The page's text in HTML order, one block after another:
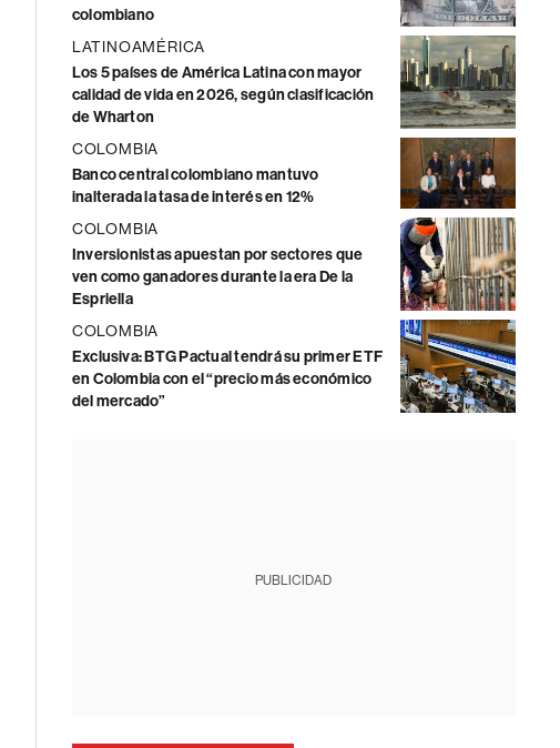
colombiano
LATINOAMÉRICA
Los 5 países de América Latina con mayor
calidad de vida en 2026, según clasificación
de Wharton
COLOMBIA
Banco central colombiano mantuvo
inalterada la tasa de interés en 12%
COLOMBIA
Inversionistas apuestan por sectores que
ven como ganadores durante la era De la
Espriella
COLOMBIA
Exclusiva: BTG Pactual tendrá su primer ETF
en Colombia con el “precio más económico
del mercado”
PUBLICIDAD